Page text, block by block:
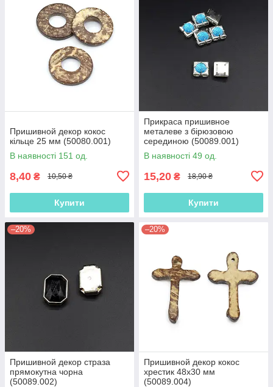
Пришивной декор кокос
кільце 25 мм (50080.001)
В наявності 151 од.
8,40 ₴ 10,50 ₴
Купити
Прикраса пришивное
металеве з бірюзовою
серединою (50089.001)
В наявності 49 од.
15,20 ₴ 18,90 ₴
Купити
–20%
Пришивной декор страза
прямокутна чорна
(50089.002)
–20%
Пришивной декор кокос
хрестик 48х30 мм
(50089.004)